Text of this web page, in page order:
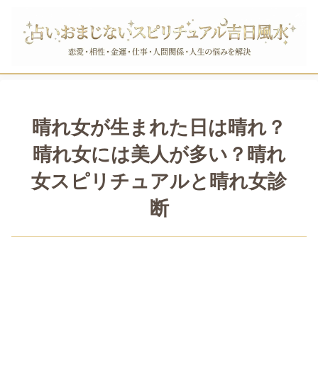
晴れ女が生まれた日は晴れ？
晴れ女には美人が多い？晴れ
女スピリチュアルと晴れ女診
断